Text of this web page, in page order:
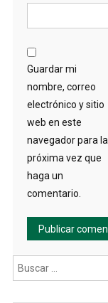
Guardar mi
nombre, correo
electrónico y sitio
web en este
navegador para la
próxima vez que
haga un
comentario.